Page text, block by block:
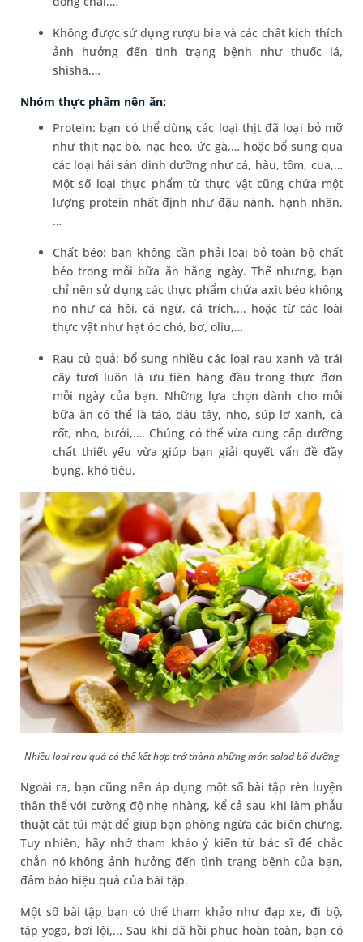
Không được sử dụng rượu bia và các chất kích thích
ảnh hưởng đến tình trạng bệnh như thuốc lá,
shisha,…
Nhóm thực phẩm nên ăn:
Protein: bạn có thể dùng các loại thịt đã loại bỏ mỡ
như thịt nạc bò, nạc heo, ức gà,… hoặc bổ sung qua
các loại hải sản dinh dưỡng như cá, hàu, tôm, cua,…
Một số loại thực phẩm từ thực vật cũng chứa một
lượng protein nhất định như đậu nành, hạnh nhân,
…
Chất béo: bạn không cần phải loại bỏ toàn bộ chất
béo trong mỗi bữa ăn hằng ngày. Thế nhưng, bạn
chỉ nên sử dụng các thực phẩm chứa axit béo không
no như cá hồi, cá ngừ, cá trích,... hoặc từ các loài
thực vật như hạt óc chó, bơ, oliu,…
Rau củ quả: bổ sung nhiều các loại rau xanh và trái
cây tươi luôn là ưu tiên hàng đầu trong thực đơn
mỗi ngày của bạn. Những lựa chọn dành cho mỗi
bữa ăn có thể là táo, dâu tây, nho, súp lơ xanh, cà
rốt, nho, bưởi,…. Chúng có thể vừa cung cấp dưỡng
chất thiết yếu vừa giúp bạn giải quyết vấn đề đầy
bụng, khó tiêu.
Nhiều loại rau quả có thể kết hợp trở thành những món salad bổ dưỡng
Ngoài ra, bạn cũng nên áp dụng một số bài tập rèn luyện
thân thể với cường độ nhẹ nhàng, kể cả sau khi làm phẫu
thuật cắt túi mật để giúp bạn phòng ngừa các biến chứng.
Tuy nhiên, hãy nhớ tham khảo ý kiến từ bác sĩ để chắc
chắn nó không ảnh hưởng đến tình trạng bệnh của bạn,
đảm bảo hiệu quả của bài tập.
Một số bài tập bạn có thể tham khảo như đạp xe, đi bộ,
tập yoga, bơi lội,... Sau khi đã hồi phục hoàn toàn, bạn có